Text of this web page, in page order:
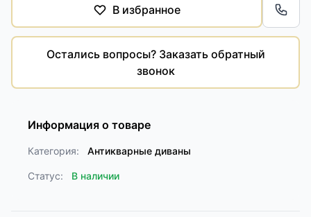
В избранное
Остались вопросы? Заказать обратный
звонок
Информация о товаре
Категория: Антикварные диваны
Статус: В наличии